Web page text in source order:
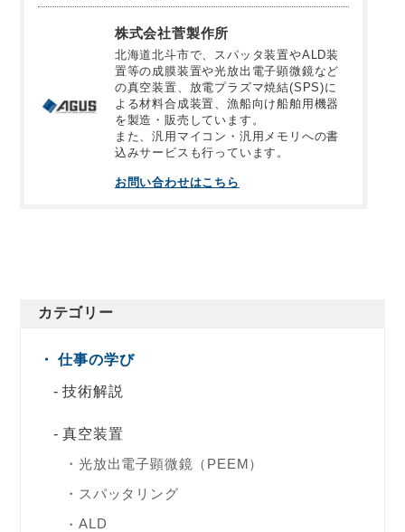
株式会社菅製作所
北海道北斗市で、スパッタ装置やALD装
置等の成膜装置や光放出電子顕微鏡など
の真空装置、放電プラズマ焼結(SPS)に
よる材料合成装置、漁船向け船舶用機器
を製造・販売しています。
また、汎用マイコン・汎用メモリへの書
込みサービスも行っています。
お問い合わせはこちら
カテゴリー
仕事の学び
技術解説
真空装置
光放出電子顕微鏡（PEEM）
スパッタリング
ALD